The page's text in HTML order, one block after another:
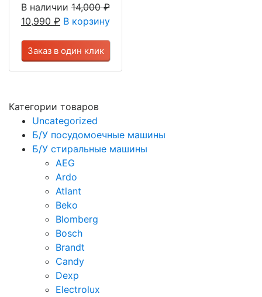
В наличии 14,000₽
10,990 ₽ В корзину
Заказ в один клик
Категории товаров
Uncategorized
Б/У посудомоечные машины
Б/У стиральные машины
AEG
Ardo
Atlant
Beko
Blomberg
Bosch
Brandt
Candy
Dexp
Electrolux